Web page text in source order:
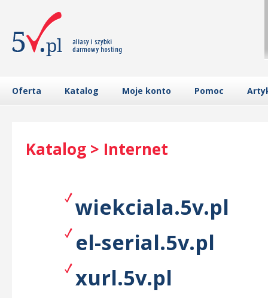
Oferta Katalog Moje konto Pomoc
Katalog > Internet
wiekciala.5v.pl
el-serial.5v.pl
xurl.5v.pl